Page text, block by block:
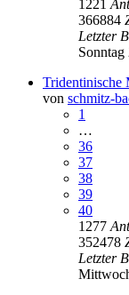
1221
366884
Letzter
Tridentinische
von schmitz-
1
…
36
37
38
39
40
1277
352478
Letzter